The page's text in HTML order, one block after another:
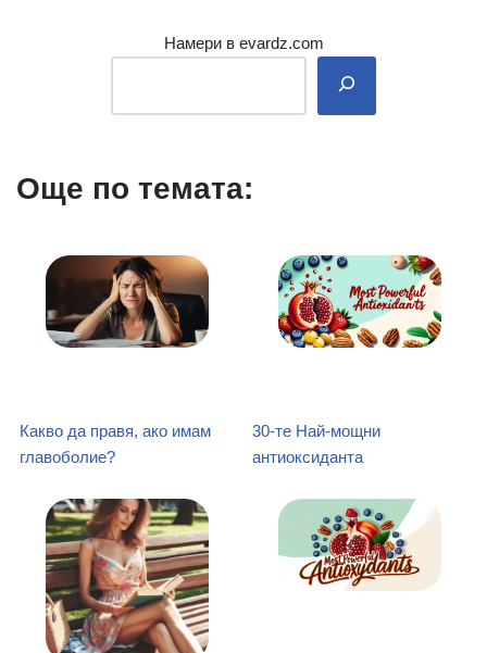
Намери в evardz.com
Още по темата:
Какво да правя, ако имам
главоболие?
30-те Най-мощни
антиоксиданта